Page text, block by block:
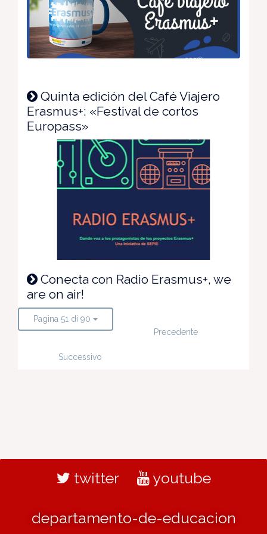
Quinta edición del Café Viajero
Erasmus+: «Festival de cortos
Europass»
Conecta con Radio Erasmus+, we
are on air!
Pagina 51 di 90
Precedente
Successivo
twitter youtube
departamento-de-educacion